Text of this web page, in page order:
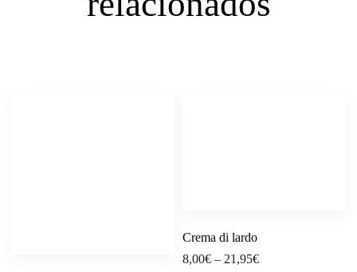
Crema di lardo
8,00€ – 21,95€